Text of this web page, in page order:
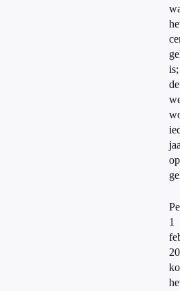
is;
de
1